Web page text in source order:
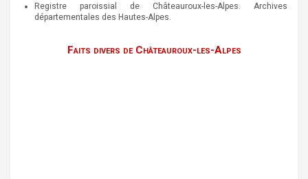
Registre paroissial de Châteauroux-les-Alpes. Archives
départementales des Hautes-Alpes.
Faits divers de Châteauroux-les-Alpes